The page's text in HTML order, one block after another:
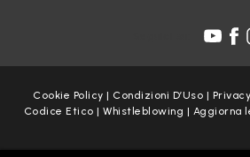
Cookie Policy | Condizioni D’Uso |
Codice Etico |Whistleblowing | Aggiorna